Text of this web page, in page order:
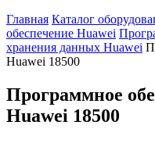
Главная Каталог
обеспечение Huawei
хранения данных Huawei
Huawei 18500
Программное
Huawei 18500